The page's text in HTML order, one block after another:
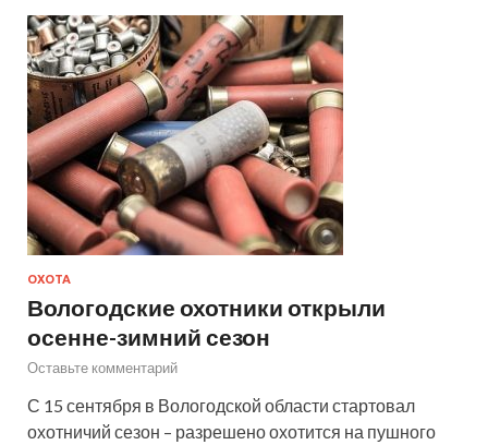
ОХОТА
Вологодские охотники открыли
осенне-зимний сезон
Оставьте комментарий
С 15 сентября в Вологодской области стартовал
охотничий сезон – разрешено охотится на пушного